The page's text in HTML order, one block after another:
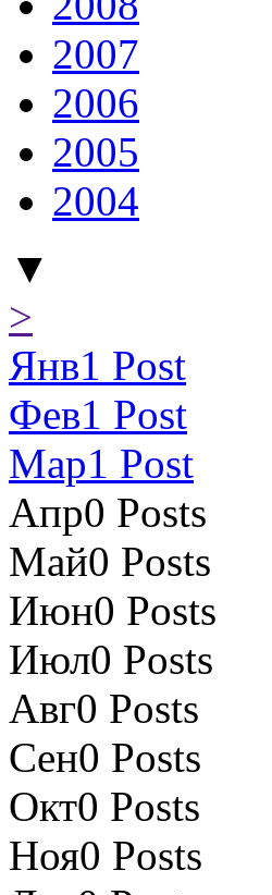
2007
2006
2005
2004
▼
>
Янв1 Post
Фев1 Post
Мар1 Post
Апр0 Posts
Май0 Posts
Июн0 Posts
Июл0 Posts
Авг0 Posts
Сен0 Posts
Окт0 Posts
Ноя0 Posts